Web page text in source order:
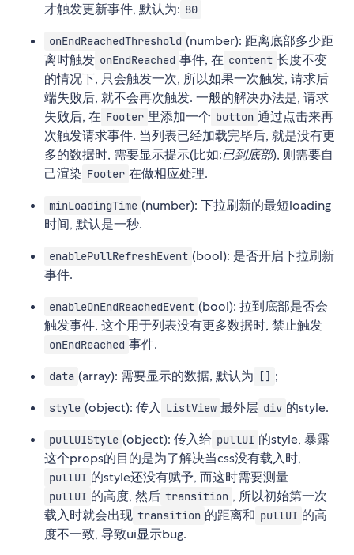
才触发更新事件, 默认为: 80
onEndReachedThreshold (number): 距离底部多少距
离时触发 onEndReached 事件, 在 content 长度不变
的情况下, 只会触发一次, 所以如果一次触发, 请求后
端失败后, 就不会再次触发. 一般的解决办法是, 请求
失败后, 在 Footer 里添加一个 button 通过点击来再
次触发请求事件. 当列表已经加载完毕后, 就是没有更
多的数据时, 需要显示提示(比如:已到底部), 则需要自
己渲染 Footer 在做相应处理.
minLoadingTime (number): 下拉刷新的最短loading
时间, 默认是一秒.
enablePullRefreshEvent (bool): 是否开启下拉刷新
事件.
enableOnEndReachedEvent (bool): 拉到底部是否会
触发事件, 这个用于列表没有更多数据时, 禁止触发
onEndReached 事件.
data (array): 需要显示的数据, 默认为 [] ;
style (object): 传入 ListView 最外层 div 的style.
pullUIStyle (object): 传入给 pullUI 的style, 暴露
这个props的目的是为了解决当css没有载入时,
pullUI 的style还没有赋予, 而这时需要测量
pullUI 的高度, 然后 transition , 所以初始第一次
载入时就会出现 transition 的距离和 pullUI 的高
度不一致, 导致ui显示bug.